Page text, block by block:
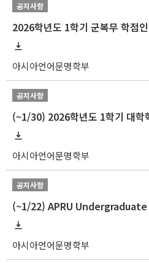
공지사항
2026학년도 1학기 군복무 학점
아시아언어문명학부
공지사항
아시아언어문명학부
공지사항
아시아언어문명학부